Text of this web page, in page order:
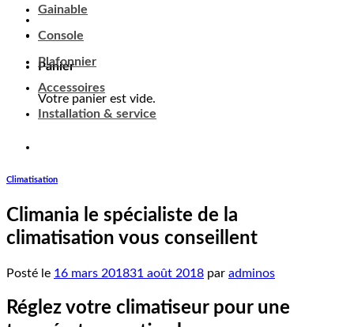
Panier
Votre panier est vide.
Gainable
Console
Plafonnier
Accessoires
Installation & service
Climatisation
Climania le spécialiste de la
climatisation vous conseillent
Posté le 16 mars 201831 août 2018 par adminos
Réglez votre climatiseur pour une